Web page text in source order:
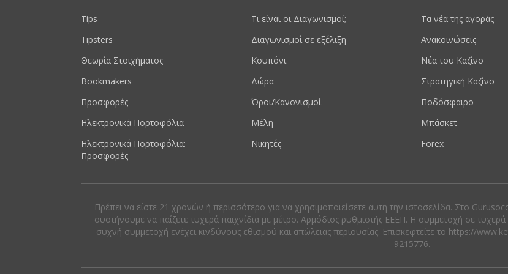
Tips
Tipsters
Θεωρία Στοιχήματος
Bookmakers
Προσφορές
Ηλεκτρονικά Πορτοφόλια
Ηλεκτρονικά Πορτοφόλια:
Προσφορές
Τι είναι οι Διαγωνισμοί;
Διαγωνισμοί σε εξέλιξη
Κουπόνι
Δώρα
Όροι/Κανονισμοί
Μέλη
Νικητές
Τα νέα της αγοράς
Ανακοινώσεις
Νέα του Καζίνο
Στρατηγική Καζίνο
Ποδόσφαιρο
Μπάσκετ
Forex
Πρέπει να είστε 21 χρονών ή περισσότερο για να χρησιμοποιείσετε αυτή την ιστοσελίδα. Στο
συστήνουμε να παίζετε τυχερά παιχνίδια με μέτρο. Αρμόδιος ρυθμιστής ΕΕΕΠ. Η συμμετοχή σε
συχνή συμμετοχή ενέχει κινδύνους εθισμού και απώλειας περιουσίας. Eπισκεφτείτε το https://
9215776.